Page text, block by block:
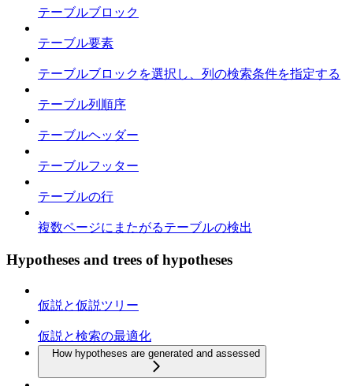
テーブルブロック
テーブル要素
テーブルブロックを選択し、列の検索条件を指定する
テーブル列順序
テーブルヘッダー
テーブルフッター
テーブルの行
複数ページにまたがるテーブルの検出
Hypotheses and trees of hypotheses
仮説と仮説ツリー
仮説と検索の最適化
How hypotheses are generated and assessed